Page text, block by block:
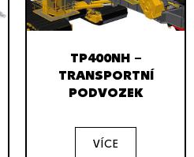
TP400NH –
TRANSPORTNÍ
PODVOZEK
VÍCE